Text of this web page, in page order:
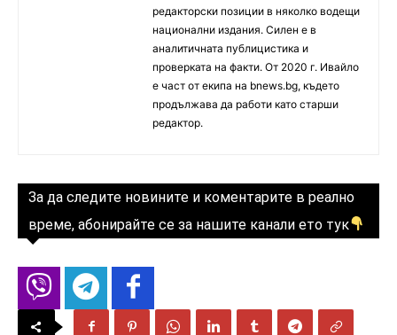
редакторски позиции в няколко водещи
национални издания. Силен е в
аналитичната публицистика и
проверката на факти. От 2020 г. Ивайло
е част от екипа на bnews.bg, където
продължава да работи като старши
редактор.
За да следите новините и коментарите в реално
време, абонирайте се за нашите канали ето тук